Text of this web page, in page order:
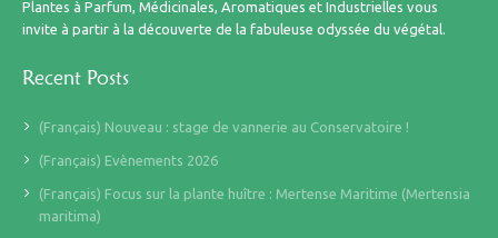
Plantes à Parfum, Médicinales, Aromatiques et Industrielles vous
invite à partir à la découverte de la fabuleuse odyssée du végétal.
Recent Posts
(Français) Nouveau : stage de vannerie au Conservatoire !
(Français) Evènements 2026
(Français) Focus sur la plante huître : Mertense Maritime (Mertensia
maritima)